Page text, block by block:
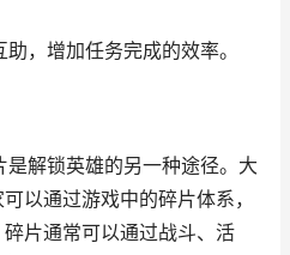
，增加任务完成的效率。
是解锁英雄的另一种途径。大
以通过游戏中的碎片体系，
片通常可以通过战斗、活